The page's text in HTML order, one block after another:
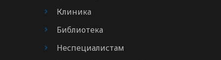
Клиника
Библиотека
Неспециалистам